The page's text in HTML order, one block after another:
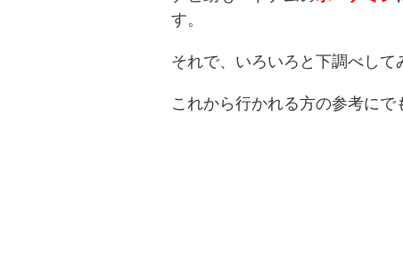
す。
それで、いろいろと下調べして
これから行かれる方の参考にで